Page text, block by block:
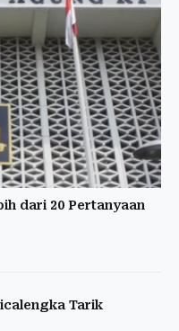
dari 20 Pertanyaan
Tarik